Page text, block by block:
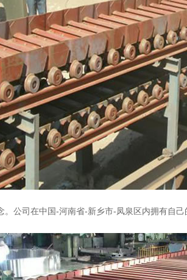
司在中国-河南省-新乡市-凤泉区内拥有自己